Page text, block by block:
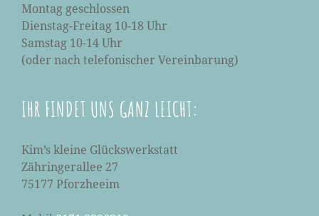
Montag geschlossen
Dienstag-Freitag 10-18 Uhr
Samstag 10-14 Uhr
(oder nach telefonischer Vereinbarung)
IHR FINDET UNS GANZ LEICHT:
Kim’s kleine Glückswerkstatt
Zähringerallee 27
75177 Pforzheeim